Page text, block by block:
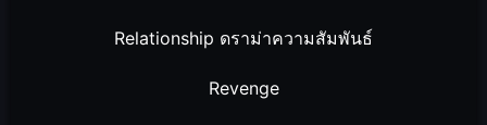
Relationship ดราม่าความสัมพันธ์
Revenge